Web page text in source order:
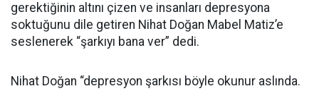
gerektiğinin altını çizen ve insanları depresyona
soktuğunu dile getiren Nihat Doğan Mabel Matiz’e
seslenerek “şarkıyı bana ver” dedi.
Nihat Doğan “depresyon şarkısı böyle okunur aslında.